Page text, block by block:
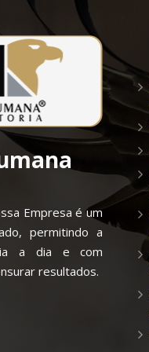
Empresa é um
permitindo a
a dia e com
resultados.
esse treinamento
seja o 1º de
e as
uma visão
que
setores
e analisar
setores. Mas
Lima
- Eneva